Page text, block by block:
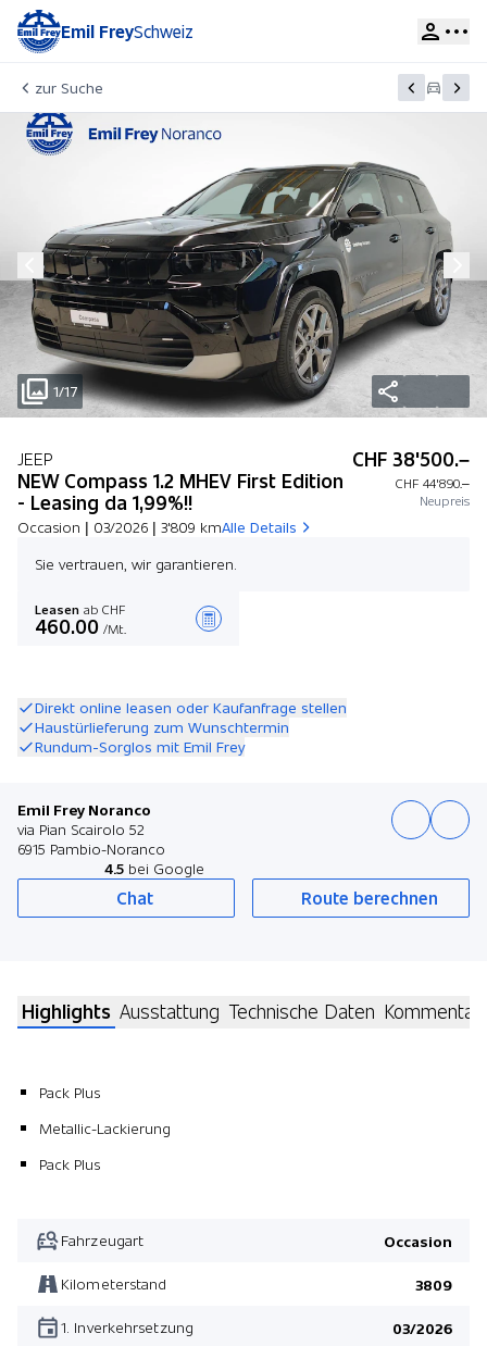
Emil FreySchweiz
zur Suche
1/17
JEEP
NEW Compass 1.2 MHEV First Edition
- Leasing da 1,99%!!
Occasion | 03/2026 | 3'809 kmAlle Details
CHF 38'500.–
CHF 44'890.–
Neupreis
Sie vertrauen, wir garantieren.
Leasen ab CHF
460.00 /Mt.
Direkt online leasen oder Kaufanfrage stellen
Haustürlieferung zum Wunschtermin
Rundum-Sorglos mit Emil Frey
Emil Frey Noranco
via Pian Scairolo 52
6915 Pambio-Noranco
4.5 bei Google
Chat Route berechnen
Highlights Ausstattung Technische Daten Kommentar
Pack Plus
Metallic-Lackierung
Pack Plus
Fahrzeugart Occasion
Kilometerstand 3809
1. Inverkehrsetzung 03/2026